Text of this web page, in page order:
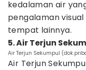
kedalaman air
pengalaman
tempat lainnya.
5. Air Terjun
Air Terjun Sekumpul
Air Terjun